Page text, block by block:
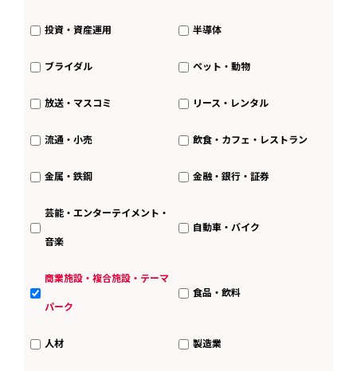
投資・資産運用 半導体
ブライダル ペット・動物
放送・マスコミ リース・レンタル
流通・小売 飲食・カフェ・レストラン
金属・鉄鋼 金融・銀行・証券
芸能・エンターテイメント・
音楽
自動車・バイク
商業施設・複合施設・テーマ
パーク
食品・飲料
人材 製造業